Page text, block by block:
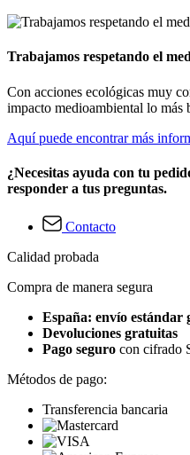
Trabajamos respetando el
Con acciones ecológicas muy
impacto medioambiental lo más
Aquí puede encontrar más
¿Necesitas ayuda con tu
responder a tus preguntas.
Contacto
Calidad probada
Compra de manera segura
España: envío estándar
Devoluciones gratuitas
Pago seguro con cifrado
Métodos de pago:
Transferencia bancaria